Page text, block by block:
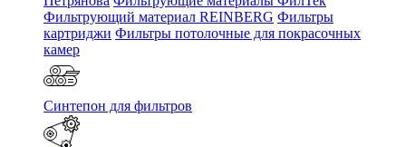
Фильтрующий материал REINBERG Фильтры
картриджи Фильтры потолочные для покрасочных
камер
Синтепон для фильтров